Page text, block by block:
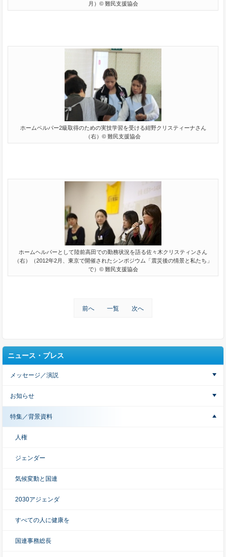
月）© 難民支援協会
ホームペルパー2級取得のための実技学習を受ける紺野クリスティーナさん
（右）© 難民支援協会
ホームヘルパーとして陸前高田での勤務状況を語る佐々木クリスティンさん
（右）（2012年2月、東京で開催されたシンポジウム「震災後の情景と私たち」
で）© 難民支援協会
前へ 一覧 次へ
ニュース・プレス
メッセージ／演説
お知らせ
特集／背景資料
人権
ジェンダー
気候変動と国連
2030アジェンダ
すべての人に健康を
国連事務総長